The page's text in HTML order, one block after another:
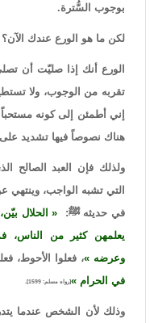
بوجوب السُّترة.
لكن ما هو الورع عندك الآن؟
الورع أنك إذا صليّت أن
إني أطمئن إلى كونه مستحباً
هناك نصوصاً فيها تشديد على
ولذلك فإن العبد الصالح
التي تشبه الواجب، وينتهي
في حديثه ﷺ:
الحلال
يعلمهن كثير من الناس،
وعرضه ، فعلوا الأحوط،
في الحرام
[رواه مسلم: 1599].
وذلك لأن الشخص عندما